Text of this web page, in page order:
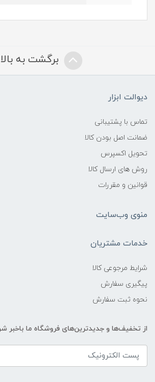
برگشت به بالا
دیوالت ابزار
تماس با پشتیبانی
ضمانت اصل بودن کالا
تحویل اکسپرس
روش های ارسال کالا
قوانین و مقررات
منوی وب‌سایت
خدمات مشتریان
شرایط مرجوعی کالا
پیگیری سفارش
نحوه ثبت سفارش
از تخفیف‌ها و جدیدترین‌های فروشگاه ما باخبر